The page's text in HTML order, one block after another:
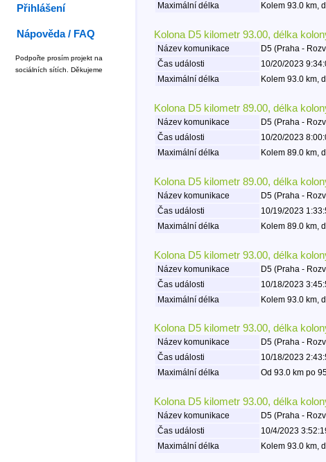
Maximální délka
Kolem 93.0 km,
Kolona D5 kilometr 93.00, délka
Název komunikace D5 (Praha -
Čas události
10/20/2023
Maximální délka
Kolem 93.0 km,
Kolona D5 kilometr 89.00, délka
Název komunikace D5 (Praha -
Čas události
10/20/2023
Maximální délka
Kolem 89.0 km,
Kolona D5 kilometr 89.00, délka
Název komunikace D5 (Praha -
Čas události
10/19/2023
Maximální délka
Kolem 89.0 km,
Kolona D5 kilometr 93.00, délka
Název komunikace D5 (Praha -
Čas události
10/18/2023
Maximální délka
Kolem 93.0 km,
Kolona D5 kilometr 93.00, délka
Název komunikace D5 (Praha -
Čas události
10/18/2023
Maximální délka
Od 93.0 km po
Kolona D5 kilometr 93.00, délka
Název komunikace D5 (Praha -
Čas události
10/4/2023
Maximální délka
Kolem 93.0 km,
Přihlášení
Nápověda / FAQ
Podpořte prosím projekt na
sociálních sítích. Děkujeme